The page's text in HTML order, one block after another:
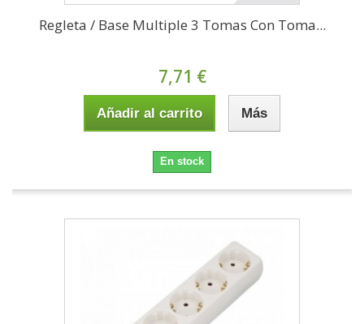
Regleta / Base Multiple 3 Tomas Con Toma...
7,71 €
Añadir al carrito Más
En stock